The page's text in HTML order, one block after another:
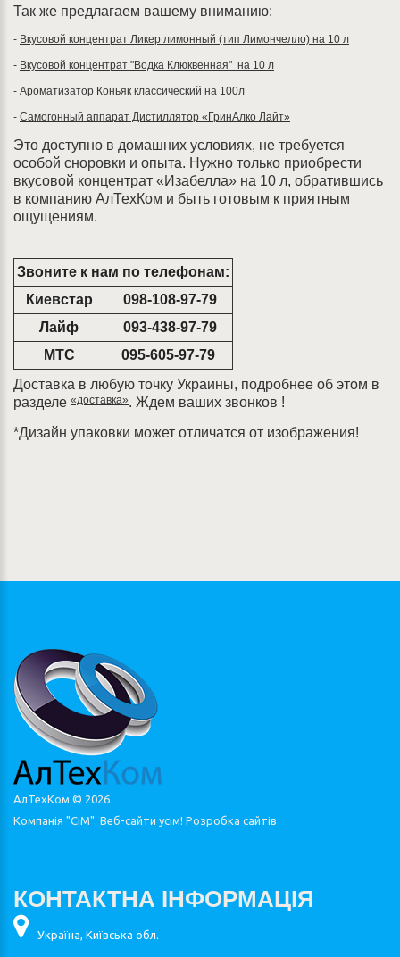
Так же предлагаем вашему вниманию:
- Вкусовой концентрат Ликер лимонный (тип Лимончелло) на 10 л
- Вкусовой концентрат "Водка Клюквенная" на 10 л
- Ароматизатор Коньяк классический на 100л
- Самогонный аппарат Дистиллятор «ГринАлко Лайт»
Это доступно в домашних условиях, не требуется
особой сноровки и опыта. Нужно только приобрести
вкусовой концентрат «Изабелла» на 10 л, обратившись
в компанию АлТехКом и быть готовым к приятным
ощущениям.
Звоните к нам по телефонам:
Киевстар
098-108-97-79
Лайф
093-438-97-79
МТС
095-605-97-79
Доставка в любую точку Украины, подробнее об этом в
разделе «доставка». Ждем ваших звонков !
*Дизайн упаковки может отличатся от изображения!
АлТехКом © 2026
Компанія "СіМ". Веб-сайти усім! Розробка сайтів
КОНТАКТНА ІНФОРМАЦІЯ
Україна, Київська обл.